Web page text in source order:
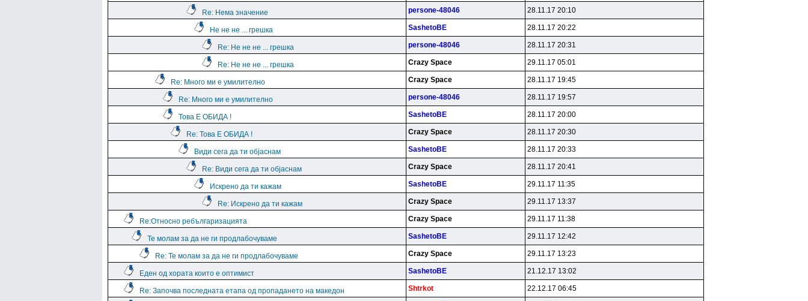
Re: Нема значение persone-48046 28.11.17 20:10
Не не не ... грешка SashetoBE 28.11.17 20:22
Re: Не не не ... грешка persone-48046 28.11.17 20:31
Re: Не не не ... грешка Crazy Space 29.11.17 05:01
Re: Много ми е умилително Crazy Space 28.11.17 19:45
Re: Много ми е умилително persone-48046 28.11.17 19:57
Това Е ОБИДА ! SashetoBE 28.11.17 20:00
Re: Това Е ОБИДА ! Crazy Space 28.11.17 20:30
Види сега да ти објаснам SashetoBE 28.11.17 20:33
Re: Види сега да ти објаснам Crazy Space 28.11.17 20:41
Искрено да ти кажам SashetoBE 29.11.17 11:35
Re: Искрено да ти кажам Crazy Space 29.11.17 13:37
Re:Относно ребългаризацията Crazy Space 29.11.17 11:38
Те молам за да не ги продлабочуваме SashetoBE 29.11.17 12:42
Re: Те молам за да не ги продлабочуваме Crazy Space 29.11.17 13:23
Еден од хората които е оптимист SashetoBE 21.12.17 13:02
Re: Започва последната етапа од пропадането на македон Shtrkot 22.12.17 06:45